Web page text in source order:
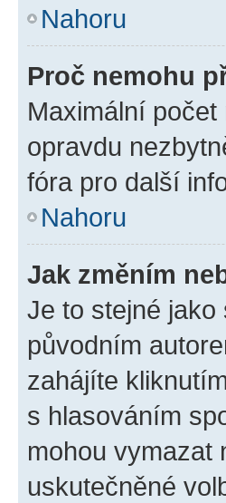
Nahoru
Proč nemohu
Maximální
opravdu
fóra pro další
Nahoru
Jak změním
Je to stejné
původním
zahájíte
s hlasováním
mohou vymazat
uskutečněné